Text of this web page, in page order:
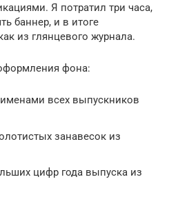
Я потратил три часа,
баннер, и в итоге
из глянцевого журнала.
фона:
всех выпускников
занавесок из
цифр года выпуска из